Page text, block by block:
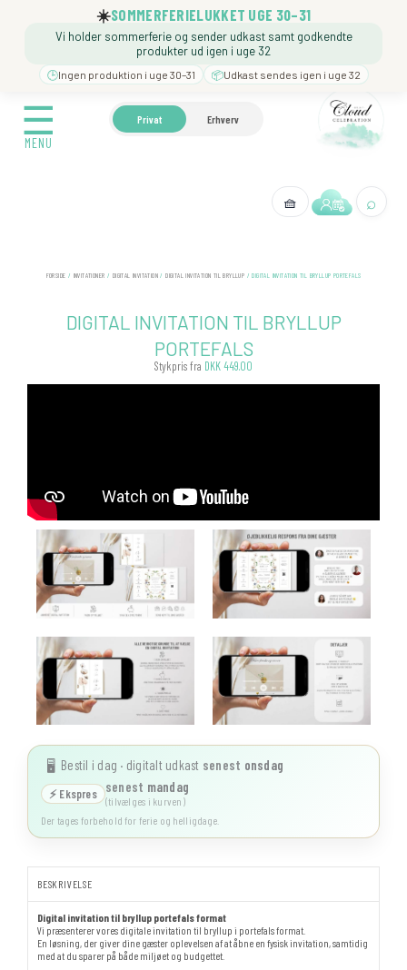
☀️SOMMERFERIELUKKET UGE 30–31
Vi holder sommerferie og sender udkast samt godkendte
produkter ud igen i uge 32
🕒Ingen produktion i uge 30–31 📦Udkast sendes igen i uge 32
☰
MENU
Privat Erhverv
🧺 ⌕
☰
MENU
🍼 BARNEDÅB ❓️ BESØG
FORSIDE / INVITATIONER / DIGITAL INVITATION/DIGITAL INVITATION TIL BRYLLUP / DIGITAL INVITATION TIL BRYLLUP PORTEFALS
DIGITAL INVITATION TIL BRYLLUP
PORTEFALS
Stykpris fra DKK 449.00
🖥️ Bestil i dag · digitalt udkast senest onsdag
⚡ Ekspres senest mandag
(tilvælges i kurven)
Der tages forbehold for ferie og helligdage.
BESKRIVELSE
Digital invitation til bryllup portefals format
Vi præsenterer vores digitale invitation til bryllup i portefals format.
En løsning, der giver dine gæster oplevelsen af at åbne en fysisk invitation, samtidig
med at du sparer på både miljøet og budgettet.